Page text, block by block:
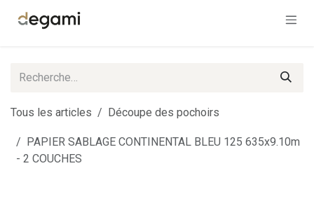
Tous les articles Découpe des pochoirs
PAPIER SABLAGE CONTINENTAL BLEU 125 635x9.10m
- 2 COUCHES